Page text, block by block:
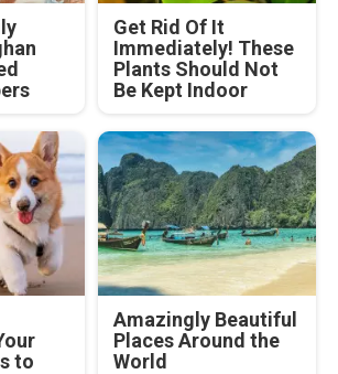
Get Rid Of It
Immediately! These
Plants Should Not
Be Kept Indoor
to
Amazingly Beautiful
Places Around the
World